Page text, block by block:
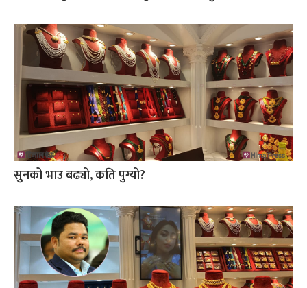
सुनको भाउ बढ्यो, कति पुग्यो?